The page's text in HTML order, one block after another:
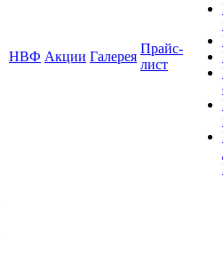
НВФ Акции Галерея
Прайс-
лист